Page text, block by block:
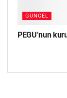
GÜNCEL
PEGU’nun